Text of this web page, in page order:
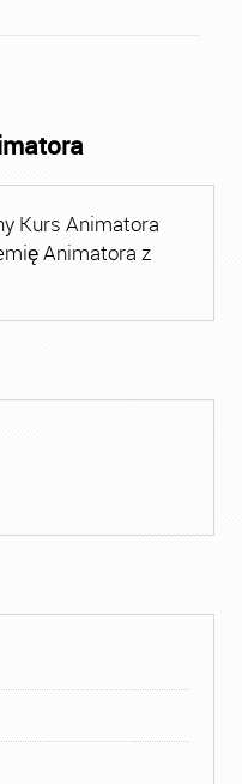
Kurs Animatora
Animatora z